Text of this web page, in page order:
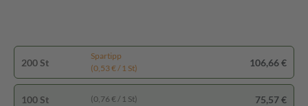
200 St
Spartipp
(0,53 € / 1 St)
106,66 €
100 St (0,76 € / 1 St) 75,57 €